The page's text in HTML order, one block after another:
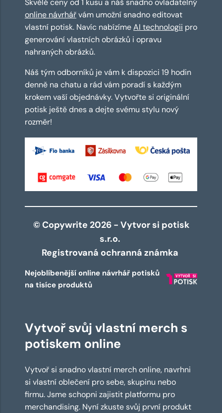
online návrhářvám umožní snadno editovat
vlastní potisk. Navíc nabízímeAI technologii pro
generování vlastních obrázků i opravu
nahraných obrázků.
Náš tým odborníků je vám k dispozici 19 hodin
denně na chatu a rád vám poradí s každým
krokem vaší objednávky. Vytvořte si originální
potisk ještě dnes a dejte svému stylu nový
rozměr!
© Copywrite 2026 - Vytvor si potisk
s.r.o.
Registrovaná ochranná známka
Nejoblíbenější online návrhář potisků
na tisíce produktů
Vytvoř svůj vlastní merch s
potiskem online
Vytvoř si snadno vlastní merch online, navrhni
si vlastní oblečení pro sebe, skupinu nebo
firmu. Jsme schopni zajistit platformu pro
merchandising. Nyní zkuste svůj první produkt